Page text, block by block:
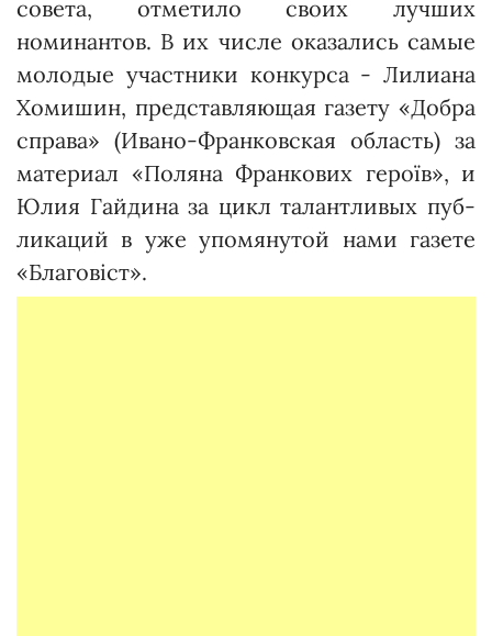
совета, отметило своих лучших
номинантов. В их числе оказались самые
молодые участники конкурса - Лилиана
Хомишин, представляющая газету «Добра
справа» (Ивано-Франковс­кая область) за
материал «Поляна Франкових героїв», и
Юлия Гайдина за цикл талантливых пуб­
ликаций в уже упомянутой нами газете
«Благовіст».